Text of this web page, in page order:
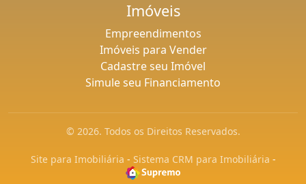
Imóveis
Empreendimentos
Imóveis para Vender
Cadastre seu Imóvel
Simule seu Financiamento
© 2026. Todos os Direitos Reservados.
Site para Imobiliária - Sistema CRM para Imobiliária -